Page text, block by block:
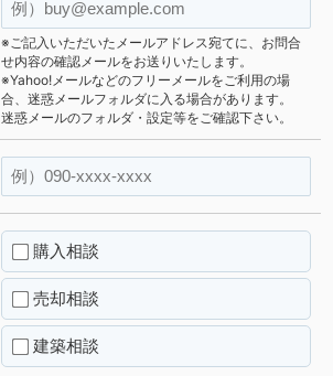
※ご記入いただいたメールアドレス宛てに、お問合
せ内容の確認メールをお送りいたします。
※Yahoo!メールなどのフリーメールをご利用の場
合、迷惑メールフォルダに入る場合があります。
迷惑メールのフォルダ・設定等をご確認下さい。
購入相談
売却相談
建築相談